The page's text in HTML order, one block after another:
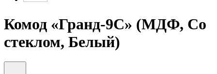
Комод «Гранд-9С» (МДФ, Со
стеклом, Белый)